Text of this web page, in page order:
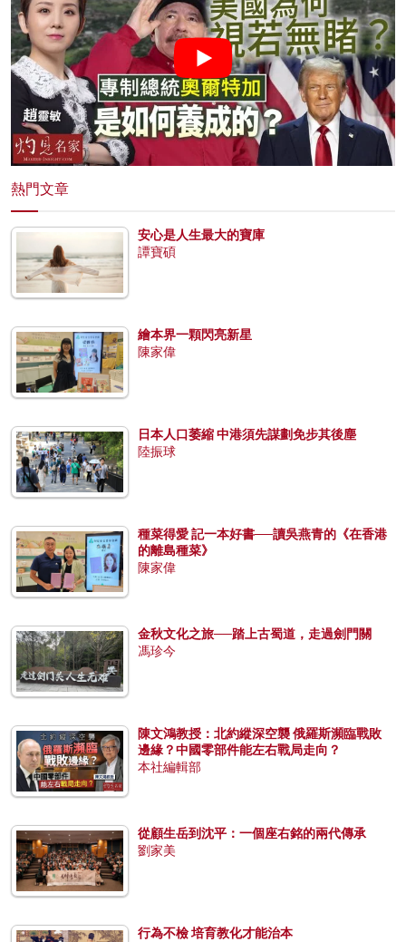
熱門文章
安心是人生最大的寶庫
譚寶碩
繪本界一顆閃亮新星
陳家偉
日本人口萎縮 中港須先謀劃免步其後塵
陸振球
種菜得愛 記一本好書──讀吳燕青的《在香港
的離島種菜》
陳家偉
金秋文化之旅──踏上古蜀道，走過劍門關
馮珍今
陳文鴻教授：北約縱深空襲 俄羅斯瀕臨戰敗
邊緣？中國零部件能左右戰局走向？
本社編輯部
從顧生岳到沈平：一個座右銘的兩代傳承
劉家美
行為不檢 培育教化才能治本